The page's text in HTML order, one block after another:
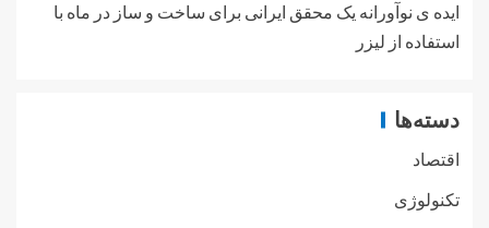
ایده ی نوآورانه یک محقق ایرانی برای ساخت و ساز در ماه با
استفاده از لیزر
دسته‌ها
اقتصاد
تکنولوژی